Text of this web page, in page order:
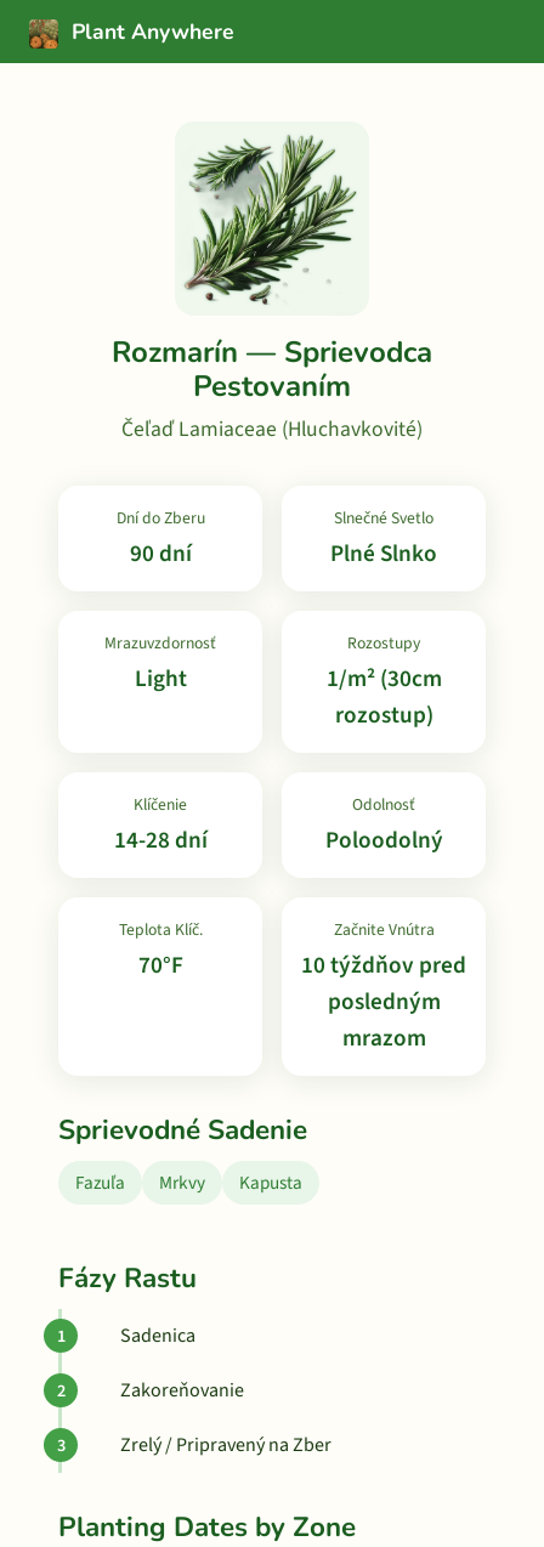
Plant Anywhere
Rozmarín — Sprievodca
Pestovaním
Čeľaď Lamiaceae (Hluchavkovité)
Dní do Zberu
90 dní
Slnečné Svetlo
Plné Slnko
Mrazuvzdornosť
Light
Rozostupy
1/m² (30cm
rozostup)
Klíčenie
14-28 dní
Odolnosť
Poloodolný
Teplota Klíč.
70°F
Začnite Vnútra
10 týždňov pred
posledným
mrazom
Sprievodné Sadenie
Fazuľa Mrkvy Kapusta
Fázy Rastu
Sadenica
Zakoreňovanie
Zrelý / Pripravený na Zber
Planting Dates by Zone